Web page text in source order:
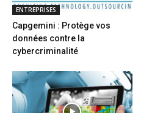
ENTREPRISES
Capgemini : Protège vos
données contre la
cybercriminalité